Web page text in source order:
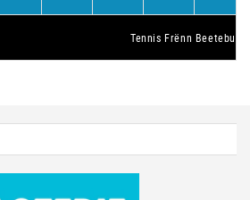
Tennis Frënn